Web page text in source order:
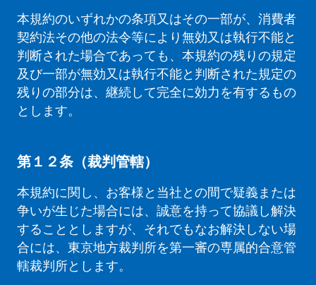
本規約のいずれかの条項又はその一部が、消費者
契約法その他の法令等により無効又は執行不能と
判断された場合であっても、本規約の残りの規定
及び一部が無効又は執行不能と判断された規定の
残りの部分は、継続して完全に効力を有するもの
とします。
第１２条（裁判管轄）
本規約に関し、お客様と当社との間で疑義または
争いが生じた場合には、誠意を持って協議し解決
することとしますが、それでもなお解決しない場
合には、東京地方裁判所を第一審の専属的合意管
轄裁判所とします。